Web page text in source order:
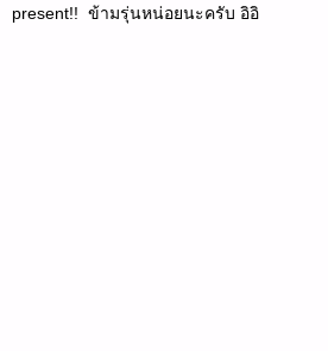
present!! ข้ามรุ่นหน่อยนะครับ อิอิ